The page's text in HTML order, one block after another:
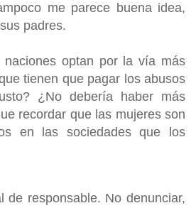
me parece buena idea,
padres.
optan por la vía más
tienen que pagar los abusos
¿No debería haber más
recordar que las mujeres son
en las sociedades que los
responsable. No denunciar,